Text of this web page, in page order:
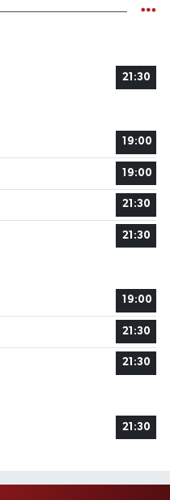
21:30
19:00
19:00
21:30
21:30
19:00
21:30
21:30
21:30